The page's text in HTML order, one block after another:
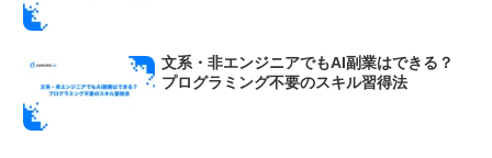
文系・非エンジニアでもAI副業はできる？
プログラミング不要のスキル習得法